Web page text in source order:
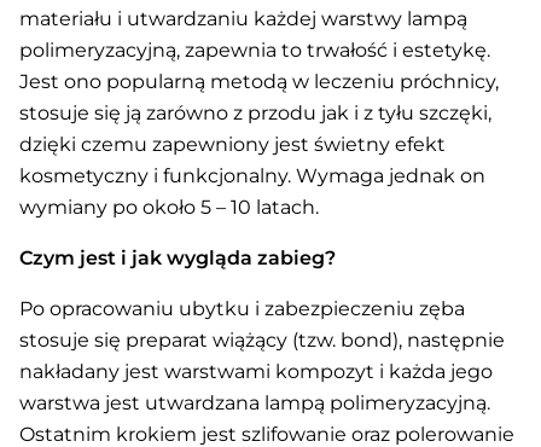
materiału i utwardzaniu każdej warstwy lampą
polimeryzacyjną, zapewnia to trwałość i estetykę.
Jest ono popularną metodą w leczeniu próchnicy,
stosuje się ją zarówno z przodu jak i z tyłu szczęki,
dzięki czemu zapewniony jest świetny efekt
kosmetyczny i funkcjonalny. Wymaga jednak on
wymiany po około 5 – 10 latach.
Czym jest i jak wygląda zabieg?
Po opracowaniu ubytku i zabezpieczeniu zęba
stosuje się preparat wiążący (tzw. bond), następnie
nakładany jest warstwami kompozyt i każda jego
warstwa jest utwardzana lampą polimeryzacyjną.
Ostatnim krokiem jest szlifowanie oraz polerowanie